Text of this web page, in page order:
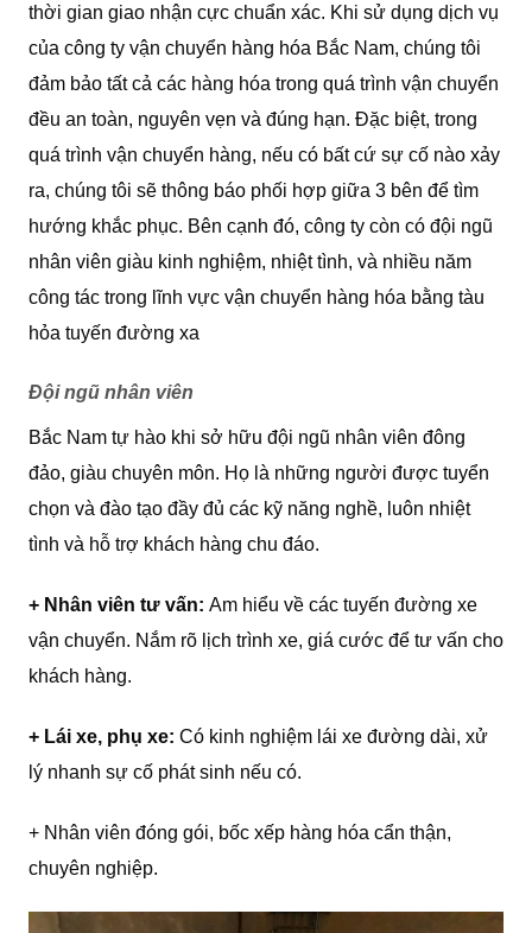
thời gian giao nhận cực chuẩn xác. Khi sử dụng dịch vụ
của công ty vận chuyển hàng hóa Bắc Nam, chúng tôi
đảm bảo tất cả các hàng hóa trong quá trình vận chuyển
đều an toàn, nguyên vẹn và đúng hạn. Đặc biệt, trong
quá trình vận chuyển hàng, nếu có bất cứ sự cố nào xảy
ra, chúng tôi sẽ thông báo phối hợp giữa 3 bên để tìm
hướng khắc phục. Bên cạnh đó, công ty còn có đội ngũ
nhân viên giàu kinh nghiệm, nhiệt tình, và nhiều năm
công tác trong lĩnh vực vận chuyển hàng hóa bằng tàu
hỏa tuyến đường xa
Đội ngũ nhân viên
Bắc Nam tự hào khi sở hữu đội ngũ nhân viên đông
đảo, giàu chuyên môn. Họ là những người được tuyển
chọn và đào tạo đầy đủ các kỹ năng nghề, luôn nhiệt
tình và hỗ trợ khách hàng chu đáo.
+ Nhân viên tư vấn: Am hiểu về các tuyến đường xe
vận chuyển. Nắm rõ lịch trình xe, giá cước để tư vấn cho
khách hàng.
+ Lái xe, phụ xe: Có kinh nghiệm lái xe đường dài, xử
lý nhanh sự cố phát sinh nếu có.
+ Nhân viên đóng gói, bốc xếp hàng hóa cẩn thận,
chuyên nghiệp.